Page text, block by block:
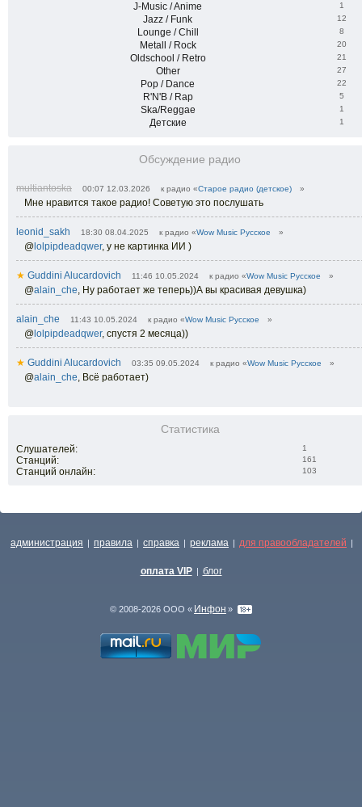
J-Music / Anime 1
Jazz / Funk 12
Lounge / Chill 8
Metall / Rock 20
Oldschool / Retro 21
Other 27
Pop / Dance 22
R'N'B / Rap 5
Ska/Reggae 1
Детские 1
Обсуждение радио
multiantoska 00:07 12.03.2026 к радио «Старое радио (детское) »
Мне нравится такое радио! Советую это послушать
leonid_sakh 18:30 08.04.2025 к радио «Wow Music Русское »
@ lolpipdeadqwer, у не картинка ИИ )
★ Guddini Alucardovich 11:46 10.05.2024 к радио «Wow Music Русское »
@alain_che, Ну работает же теперь))А вы красивая девушка)
alain_che 11:43 10.05.2024 к радио «Wow Music Русское »
@ lolpipdeadqwer, спустя 2 месяца))
★ Guddini Alucardovich 03:35 09.05.2024 к радио «Wow Music Русское »
@alain_che, Всё работает)
Статистика
Слушателей: 1
Станций: 161
Станций онлайн: 103
администрация | правила | справка | реклама | для правообладателей |
оплата VIP | блог
© 2008-2026 ООО « Инфон »